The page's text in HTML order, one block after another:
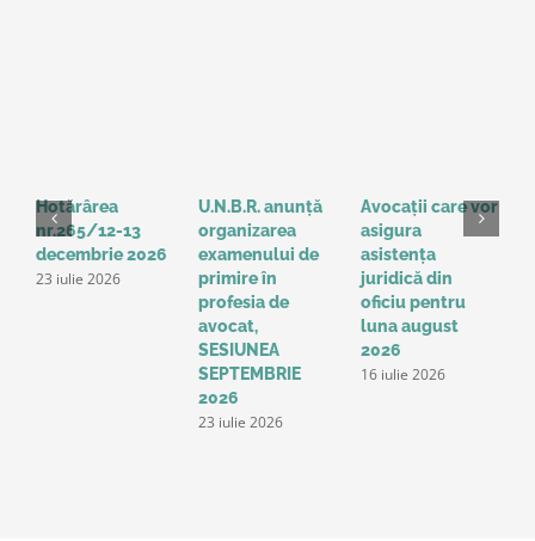
Hotărârea
nr.265/12-13
decembrie 2026
23 iulie 2026
U.N.B.R. anunță
organizarea
examenului de
primire în
profesia de
avocat,
SESIUNEA
SEPTEMBRIE
2026
23 iulie 2026
Avocații care vor
asigura
asistența
juridică din
oficiu pentru
luna august
2026
16 iulie 2026